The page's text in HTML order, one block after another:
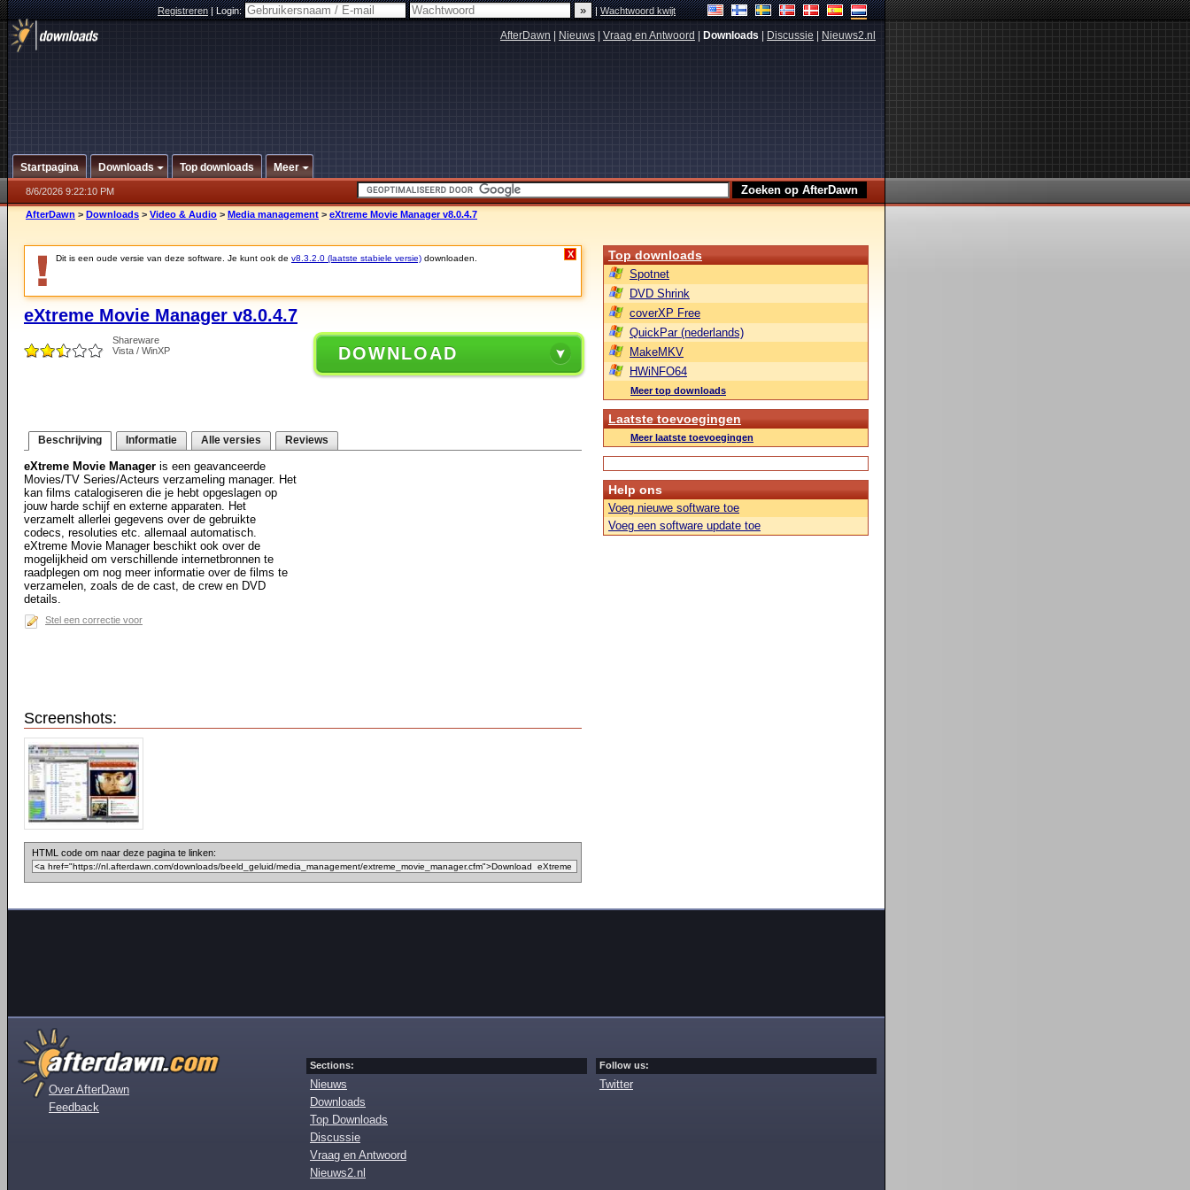
Registreren|Login: |Wachtwoord kwijt
AfterDawn Nieuws Vraag en Antwoord Downloads Discussie Nieuws2.nl
Startpagina Downloads Top downloads Meer
8/6/2026 9:22:10 PM
AfterDawn > Downloads > Video & Audio > Media management > eXtreme Movie Manager v8.0.4.7
Dit is een oude versie van deze software. Je kunt ook de v8.3.2.0 (laatste stabiele versie) downloaden. X
eXtreme Movie Manager v8.0.4.7
Shareware
Vista / WinXP
DOWNLOAD
Beschrijving Informatie Alle versies Reviews
eXtreme Movie Manager is een geavanceerde
Movies/TV Series/Acteurs verzameling manager. Het
kan films catalogiseren die je hebt opgeslagen op
jouw harde schijf en externe apparaten. Het
verzamelt allerlei gegevens over de gebruikte
codecs, resoluties etc. allemaal automatisch.
eXtreme Movie Manager beschikt ook over de
mogelijkheid om verschillende internetbronnen te
raadplegen om nog meer informatie over de films te
verzamelen, zoals de de cast, de crew en DVD
details.
Stel een correctie voor
Screenshots:
HTML code om naar deze pagina te linken:
Top downloads
Spotnet
DVD Shrink
coverXP Free
QuickPar (nederlands)
MakeMKV
HWiNFO64
Meer top downloads
Laatste toevoegingen
Meer laatste toevoegingen
Help ons
Voeg nieuwe software toe
Voeg een software update toe
Over AfterDawn
Feedback
Sections:
Nieuws
Downloads
Top Downloads
Discussie
Vraag en Antwoord
Nieuws2.nl
Follow us:
Twitter